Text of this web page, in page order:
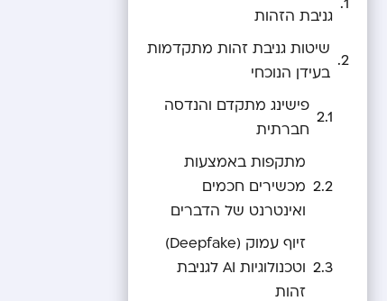
גניבת הזהות
שיטות גניבת זהות מתקדמות
בעידן הנוכחי
פישינג מתקדם והנדסה
חברתית
מתקפות באמצעות
מכשירים חכמים
ואינטרנט של הדברים
זיוף עמוק (Deepfake)
וטכנולוגיות AI לגניבת
זהות